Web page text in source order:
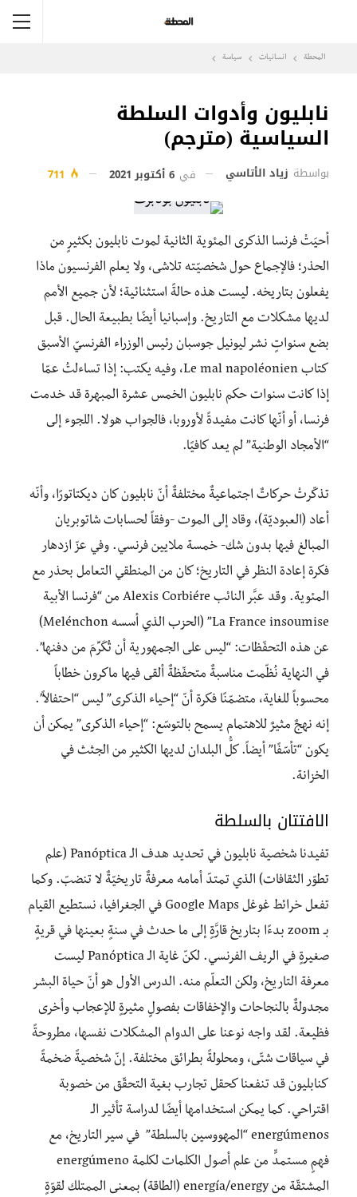
المحطة انسانيات سياسة
نابليون وأدوات السلطة
السياسية (مترجم)
بواسطة زياد الأتاسي في 6 أكتوبر 2021
أحيَتْ فرنسا الذكرى المئوية الثانية لموت نابليون بكثيرٍ من
الحذر؛ فالإجماع حول شخصيّته تلاشى، ولا يعلم الفرنسيون ماذا
يفعلون بتاريخه. ليست هذه حالةً استثنائية؛ لأن جميع الأمم
لديها مشكلات مع التاريخ. وإسبانيا أيضًا بطبيعة الحال. قبل
بضع سنواتٍ نشر ليونيل جوسبان رئيس الوزراء الفرنسيّ الأسبق
كتاب Le mal napoléonien، وفيه يكتب: إذا تساءلتُ عمّا
إذا كانت سنوات حكم نابليون الخمس عشرة المبهرة قد خدمت
فرنسا، أو أنّها كانت مفيدةً لأوروبا، فالجواب هو لا. اللجوء إلى
“الأمجاد الوطنية” لم يعد كافيًا.
تذكّرتْ حركاتٌ اجتماعيةٌ مختلفةٌ أنّ نابليون كان ديكتاتورًا، وأنّه
أعاد (العبوديّة)، وقاد إلى الموت -وفقاً لحسابات شاتوبريان
المبالغ فيها بدون شك- خمسة ملايين فرنسي. وفي عزّ ازدهار
فكرة إعادة النظر في التاريخ؛ كان من المنطقي التعامل بحذر مع
المئوية. وقد عبَّر النائب Alexis Corbiére من “فرنسا الأبية
La France insoumise” (الحزب الذي أسسه Melénchon)
عن هذه التحفّظات: “ليس على الجمهورية أن تُكَرِّمَ من دفنها”.
في النهاية نُظّمت مناسبةٌ متحفّظةٌ ألقى فيها ماكرون خطاباً
محسوباً للغاية، متضمّنًا فكرة أنّ “إحياء الذكرى” ليس “احتفالاً”.
إنه نهجٌ مثيرٌ للاهتمام يسمح بالتوسّع: “إحياء الذكرى” يمكن أن
يكون “تأسّفًا” أيضاً. كلُّ البلدان لديها الكثير من الجثث في
الخزانة.
الافتتان بالسلطة
تفيدنا شخصية نابليون في تحديد هدف الـ Panóptica (علم
تطوّر الثقافات) الذي تمتدّ أمامه معرفةٌ تاريخيّةٌ لا تنضبّ. وكما
تفعل خرائط غوغل Google Maps في الجغرافيا، نستطيع القيام
بـ zoom بدءًا بتاريخ قارَّةٍ إلى ما حدث في سنةٍ بعينها في قريةٍ
صغيرةٍ في الريف الفرنسي. لكنّ غاية الـ Panóptica ليست
معرفة التاريخ، ولكن التعلّم منه. الدرس الأول هو أنّ حياة البشر
مجدولةٌ بالنجاحات والإخفاقات بفصولٍ مثيرةٍ للإعجاب وأخرى
فظيعة. لقد واجه نوعنا على الدوام المشكلات نفسها، مطروحةً
في سياقات شتّى، ومحلولةً بطرائق مختلفة. إنّ شخصيةً ضخمةً
كنابليون قد تنفعنا كحقل تجارب بغية التحقّق من خصوبة
اقتراحي. كما يمكن استخدامها أيضًا لدراسة تأثير الـ
energúmenos “المهووسين بالسلطة” في سير التاريخ، مع
فهمٍ مستمدٍّ من علم أصول الكلمات لكلمة energúmeno
المشتقّة من energía/energy (الطاقة) بمعنى الممتلك لقوّةٍ